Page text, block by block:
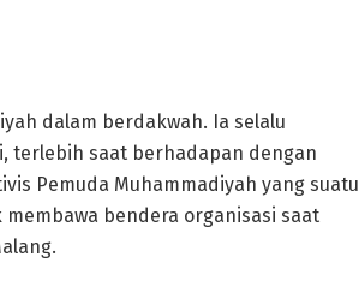
dalam berdakwah. Ia selalu
terlebih saat berhadapan dengan
Pemuda Muhammadiyah yang suatu
bendera organisasi saat